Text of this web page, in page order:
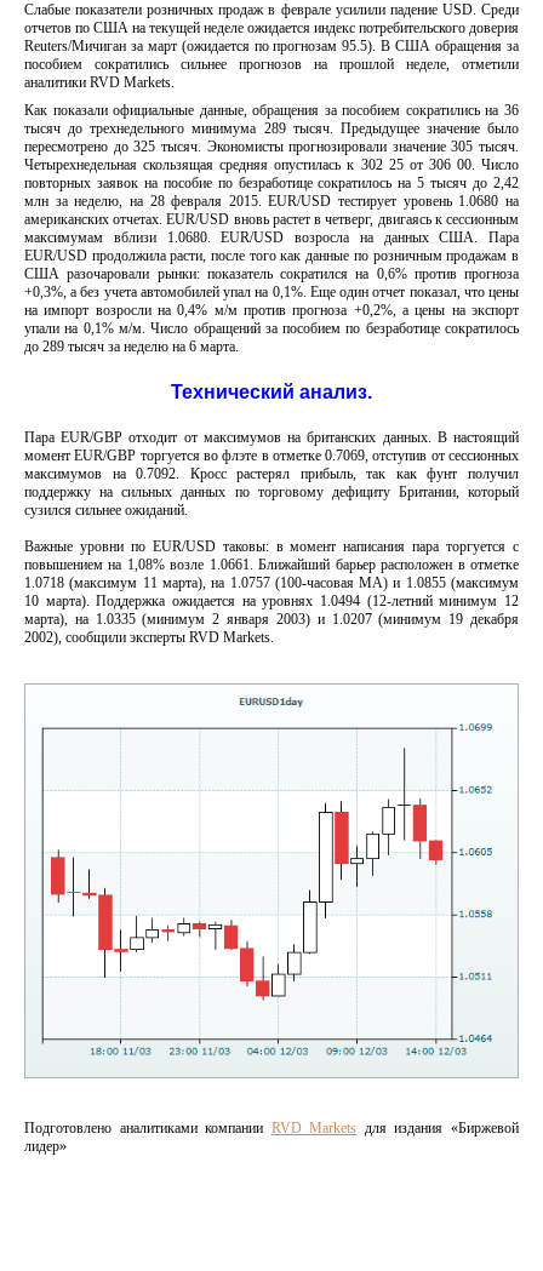
Слабые показатели розничных продаж в феврале усилили падение USD. Среди
отчетов по США на текущей неделе ожидается индекс потребительского доверия
Reuters/Мичиган за март (ожидается по прогнозам 95.5). В США обращения за
пособием сократились сильнее прогнозов на прошлой неделе, отметили
аналитики RVD Markets.
Как показали официальные данные, обращения за пособием сократились на 36
тысяч до трехнедельного минимума 289 тысяч. Предыдущее значение было
пересмотрено до 325 тысяч. Экономисты прогнозировали значение 305 тысяч.
Четырехнедельная скользящая средняя опустилась к 302 25 от 306 00. Число
повторных заявок на пособие по безработице сократилось на 5 тысяч до 2,42
млн за неделю, на 28 февраля 2015. EUR/USD тестирует уровень 1.0680 на
американских отчетах. EUR/USD вновь растет в четверг, двигаясь к сессионным
максимумам вблизи 1.0680. EUR/USD возросла на данных США. Пара
EUR/USD продолжила расти, после того как данные по розничным продажам в
США разочаровали рынки: показатель сократился на 0,6% против прогноза
+0,3%, а без учета автомобилей упал на 0,1%. Еще один отчет показал, что цены
на импорт возросли на 0,4% м/м против прогноза +0,2%, а цены на экспорт
упали на 0,1% м/м. Число обращений за пособием по безработице сократилось
до 289 тысяч за неделю на 6 марта.
Технический анализ.
Пара EUR/GBP отходит от максимумов на британских данных. В настоящий
момент EUR/GBP торгуется во флэте в отметке 0.7069, отступив от сессионных
максимумов на 0.7092. Кросс растерял прибыль, так как фунт получил
поддержку на сильных данных по торговому дефициту Британии, который
сузился сильнее ожиданий.
Важные уровни по EUR/USD таковы: в момент написания пара торгуется с
повышением на 1,08% возле 1.0661. Ближайший барьер расположен в отметке
1.0718 (максимум 11 марта), на 1.0757 (100-часовая MA) и 1.0855 (максимум
10 марта). Поддержка ожидается на уровнях 1.0494 (12-летний минимум 12
марта), на 1.0335 (минимум 2 января 2003) и 1.0207 (минимум 19 декабря
2002), сообщили эксперты RVD Markets.
Подготовлено аналитиками компании RVD Markets для издания «Биржевой
лидер»